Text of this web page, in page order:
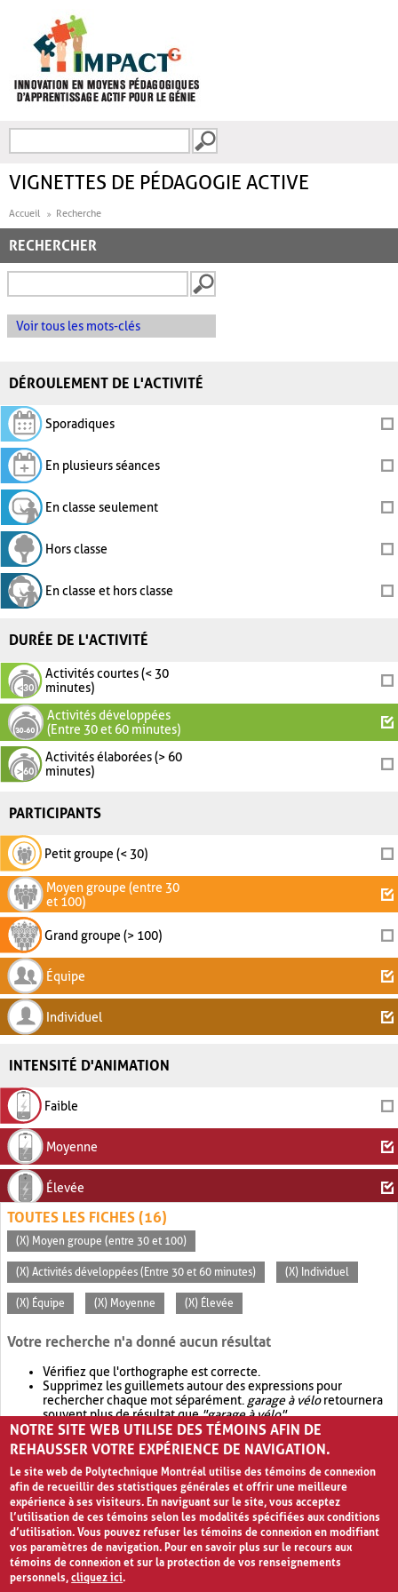
FORMULAIRE DE
VIGNETTES DE PÉDAGOGIE ACTIVE
Accueil Recherche
RECHERCHER
Voir tous les mots-clés
DÉROULEMENT DE L'ACTIVITÉ
Sporadiques
En plusieurs séances
En classe seulement
Hors classe
En classe et hors classe
DURÉE DE L'ACTIVITÉ
Activités courtes (< 30
minutes)
Activités développées
(Entre 30 et 60 minutes)
Activités élaborées (> 60
minutes)
PARTICIPANTS
Petit groupe (< 30)
Moyen groupe (entre 30
et 100)
Grand groupe (> 100)
Équipe
Individuel
INTENSITÉ D'ANIMATION
Faible
Moyenne
Élevée
TOUTES LES FICHES (16)
(X) Moyen groupe (entre 30 et 100)
(X) Activités développées (Entre 30 et 60 minutes) (X) Individuel
(X) Équipe (X) Moyenne (X) Élevée
Votre recherche n'a donné aucun résultat
Vérifiez que l'orthographe est correcte.
Supprimez les guillemets autour des expressions pour
rechercher chaque mot séparément. garage à véloretournera
souvent plus de résultat que"garage à vélo".
Envisagez d'élargir votre recherche avec OR.garage OR vélo
retournera souvent plus de résultat quegarage à vélo
NOTRE SITE WEB UTILISE DES TÉMOINS AFIN DE
REHAUSSER VOTRE EXPÉRIENCE DE NAVIGATION.
Le site web de Polytechnique Montréal utilise des témoins de connexion
afin de recueillir des statistiques générales et offrir une meilleure
expérience à ses visiteurs. En naviguant sur le site, vous acceptez
l’utilisation de ces témoins selon les modalités spécifiées aux conditions
d’utilisation. Vous pouvez refuser les témoins de connexion en modifiant
vos paramètres de navigation. Pour en savoir plus sur le recours aux
témoins de connexion et sur la protection de vos renseignements
personnels,cliquez ici.